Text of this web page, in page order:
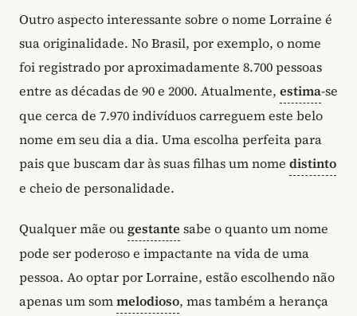
Outro aspecto interessante sobre o nome Lorraine é
sua originalidade. No Brasil, por exemplo, o nome
foi registrado por aproximadamente 8.700 pessoas
entre as décadas de 90 e 2000. Atualmente, estima-se
que cerca de 7.970 indivíduos carreguem este belo
nome em seu dia a dia. Uma escolha perfeita para
pais que buscam dar às suas filhas um nome distinto
e cheio de personalidade.
Qualquer mãe ougestante sabe o quanto um nome
pode ser poderoso e impactante na vida de uma
pessoa. Ao optar por Lorraine, estão escolhendo não
apenas um sommelodioso, mas também a herança